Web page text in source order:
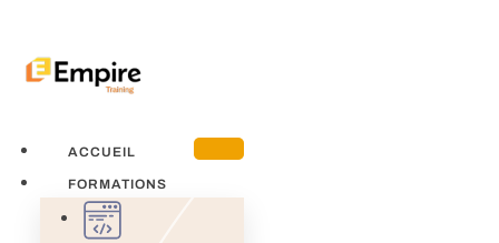
ACCUEIL
FORMATIONS